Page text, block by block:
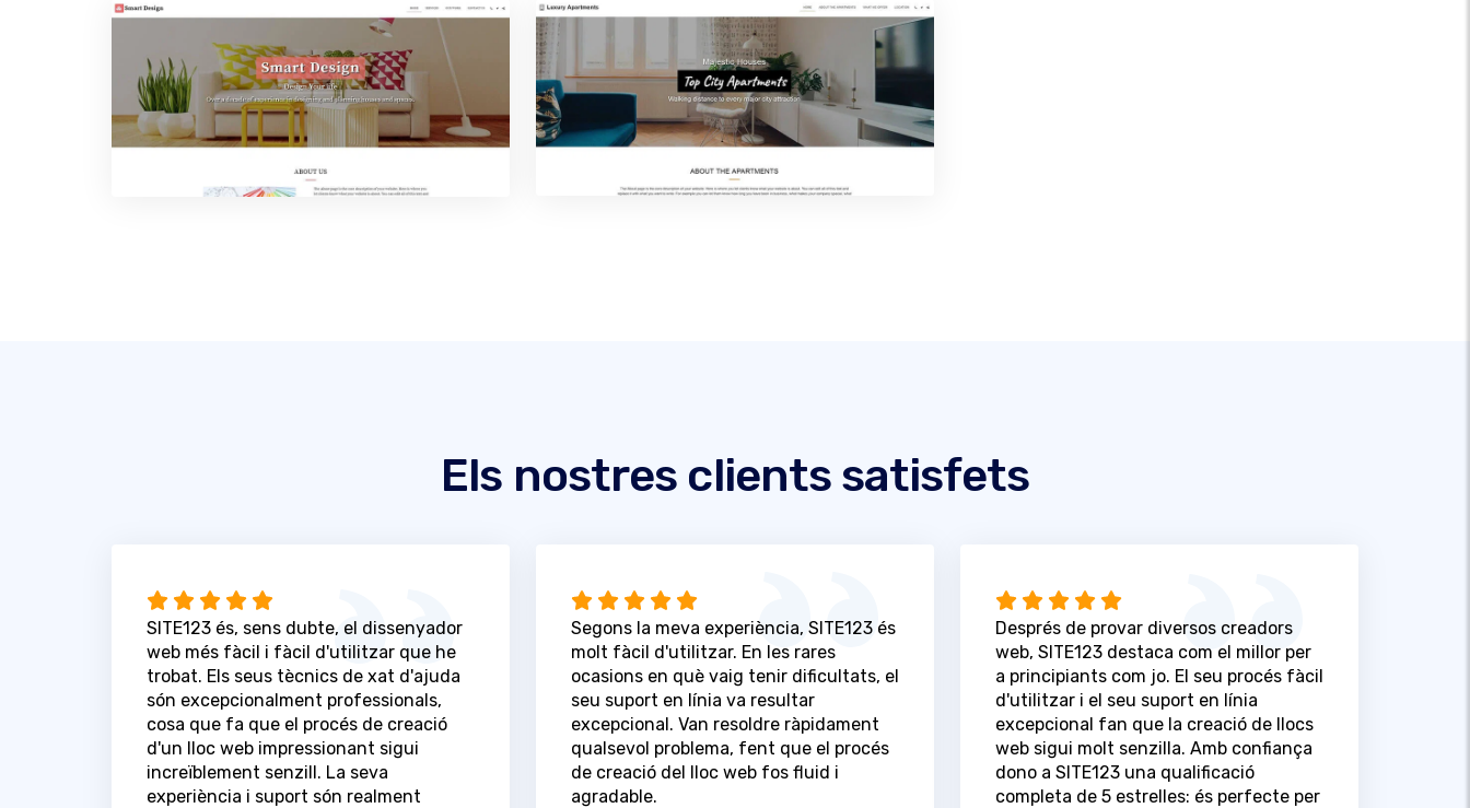
Els nostres clients satisfets
SITE123 és, sens dubte, el dissenyador
web més fàcil i fàcil d'utilitzar que he
trobat. Els seus tècnics de xat d'ajuda
són excepcionalment professionals,
cosa que fa que el procés de creació
d'un lloc web impressionant sigui
increïblement senzill. La seva
experiència i suport són realment
Segons la meva experiència, SITE123 és
molt fàcil d'utilitzar. En les rares
ocasions en què vaig tenir dificultats, el
seu suport en línia va resultar
excepcional. Van resoldre ràpidament
qualsevol problema, fent que el procés
de creació del lloc web fos fluid i
agradable.
Després de provar diversos creadors
web, SITE123 destaca com el millor per
a principiants com jo. El seu procés fàcil
d'utilitzar i el seu suport en línia
excepcional fan que la creació de llocs
web sigui molt senzilla. Amb confiança
dono a SITE123 una qualificació
completa de 5 estrelles: és perfecte per